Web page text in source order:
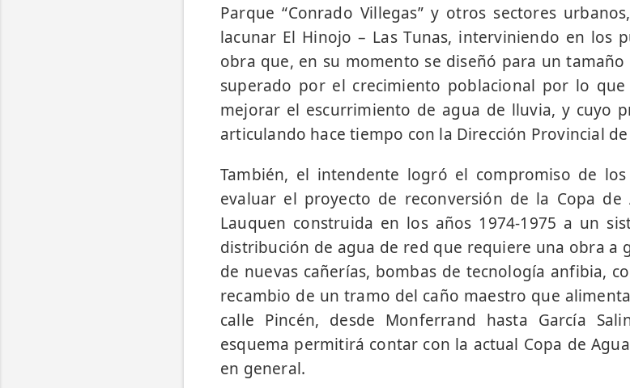
Parque “Conrado Villegas” y otros sectores
lacunar El Hinojo – Las Tunas, interviniendo en los
obra que, en su momento se diseñó para un
superado por el crecimiento poblacional por lo
mejorar el escurrimiento de agua de lluvia, y cuyo
articulando hace tiempo con la Dirección Provincial
También, el intendente logró el compromiso de
evaluar el proyecto de reconversión de la Copa
Lauquen construida en los años 1974-1975 a un
distribución de agua de red que requiere una obra a
de nuevas cañerías, bombas de tecnología anfibia,
recambio de un tramo del caño maestro que
calle Pincén, desde Monferrand hasta García
esquema permitirá contar con la actual Copa de
en general.